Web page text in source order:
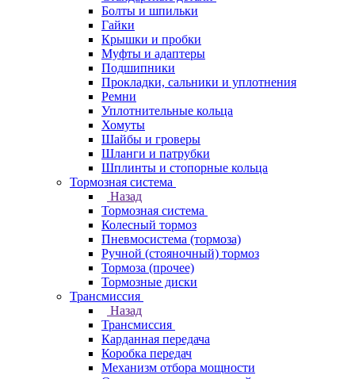
Болты и шпильки
Гайки
Крышки и пробки
Муфты и адаптеры
Подшипники
Прокладки, сальники и уплотнения
Ремни
Уплотнительные кольца
Хомуты
Шайбы и гроверы
Шланги и патрубки
Шплинты и стопорные кольца
Тормозная система
Назад
Тормозная система
Колесный тормоз
Пневмосиcтема (тормоза)
Ручной (стояночный) тормоз
Тормоза (прочее)
Тормозные диски
Трансмиссия
Назад
Трансмиссия
Карданная передача
Коробка передач
Механизм отбора мощности